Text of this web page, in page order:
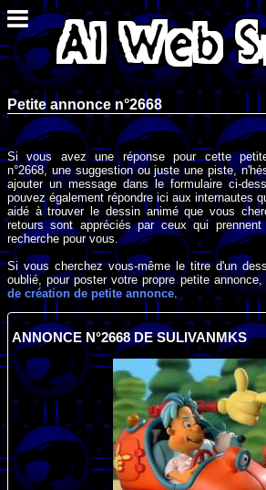
Petite annonce n°2668
Si vous avez une réponse pour cette
n°2668, une suggestion ou juste une piste,
ajouter un message dans le formulaire ci-
pouvez également répondre ici aux internautes
aidé à trouver le dessin animé que vous
retours sont appréciés par ceux qui
recherche pour vous.
Si vous cherchez vous-même le titre d'un
oublié, pour poster votre propre petite
de création de petite annonce .
ANNONCE N°2668 DE SULIVANMKS